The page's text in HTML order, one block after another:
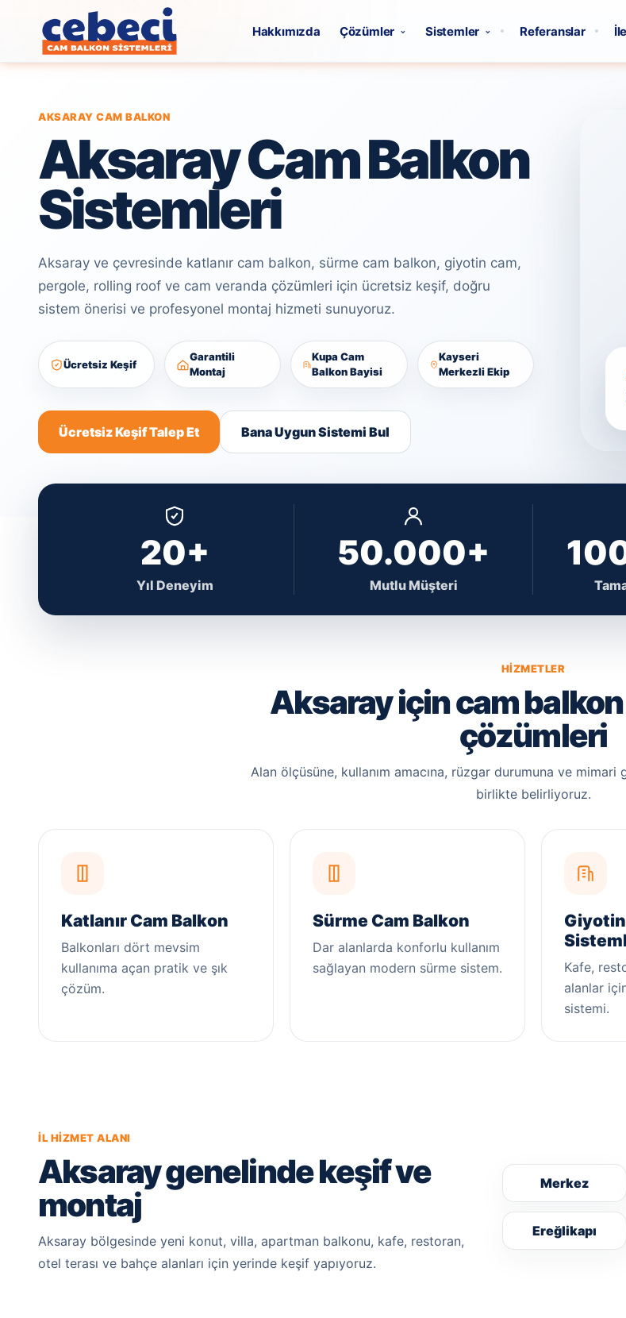
Hakkımızda Çözümler Sistemler Referanslar
AKSARAY CAM BALKON
Aksaray Cam Balkon
Sistemleri
Aksaray ve çevresinde katlanır cam balkon, sürme cam balkon, giyotin cam,
pergole, rolling roof ve cam veranda çözümleri için ücretsiz keşif, doğru
sistem önerisi ve profesyonel montaj hizmeti sunuyoruz.
Ücretsiz Keşif
Garantili
Montaj
Kupa Cam
Balkon Bayisi
Kayseri
Merkezli Ekip
Ücretsiz Keşif Talep Et Bana Uygun Sistemi Bul
20+
Yıl Deneyim
50.000+
Mutlu Müşteri
HIZMETLER
Aksaray için cam balkon
çözümleri
Alan ölçüsüne, kullanım amacına, rüzgar durumuna ve
birlikte belirliyoruz.
Katlanır Cam Balkon
Balkonları dört mevsim
kullanıma açan pratik ve şık
çözüm.
Sürme Cam Balkon
Dar alanlarda konforlu kullanım
sağlayan modern sürme sistem.
Kafe,
alanlar
sistemi.
İL HIZMET ALANI
Aksaray genelinde keşif ve
montaj
Aksaray bölgesinde yeni konut, villa, apartman balkonu, kafe, restoran,
otel terası ve bahçe alanları için yerinde keşif yapıyoruz.
Merkez
Ereğlikapı